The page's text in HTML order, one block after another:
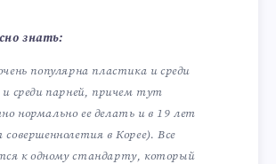
знать:
популярна пластика и среди
и среди парней, причем тут
нормально ее делать и в 19 лет
совершеннолетия в Корее). Все
к одному стандарту, который